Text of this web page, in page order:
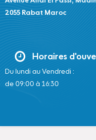
2055 Rabat Maroc
Horaires
Du lundi au Vendredi :
de 09:00 à 16:30